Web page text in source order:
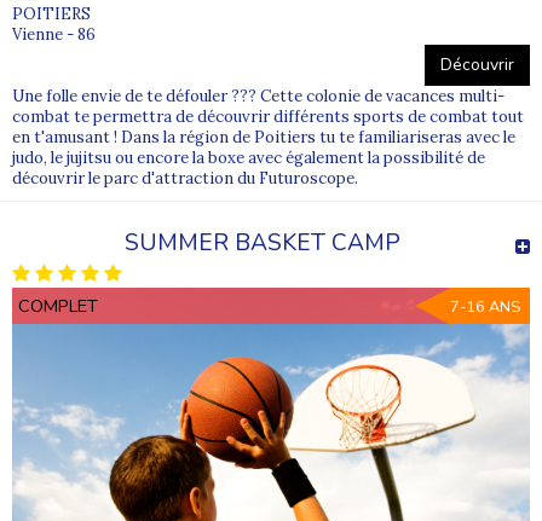
POITIERS
Vienne - 86
Découvrir
Une folle envie de te défouler ??? Cette colonie de vacances multi-
combat te permettra de découvrir différents sports de combat tout
en t'amusant ! Dans la région de Poitiers tu te familiariseras avec le
judo, le jujitsu ou encore la boxe avec également la possibilité de
découvrir le parc d'attraction du Futuroscope.
SUMMER BASKET CAMP
COMPLET 7-16 ANS